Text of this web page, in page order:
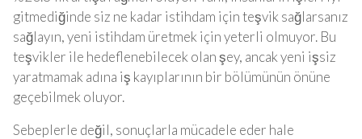
gitmediğinde siz ne kadar istihdam için teşvik sağlarsanız
sağlayın, yeni istihdam üretmek için yeterli olmuyor. Bu
teşvikler ile hedeflenebilecek olan şey, ancak yeni işsiz
yaratmamak adına iş kayıplarının bir bölümünün önüne
geçebilmek oluyor.
Sebeplerle değil, sonuçlarla mücadele eder hale